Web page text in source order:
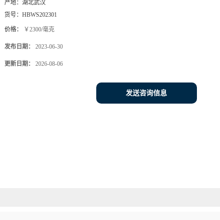
产地： 湖北武汉
货号： HBWS202301
价格： ￥2300/毫克
发布日期： 2023-06-30
更新日期： 2026-08-06
发送咨询信息